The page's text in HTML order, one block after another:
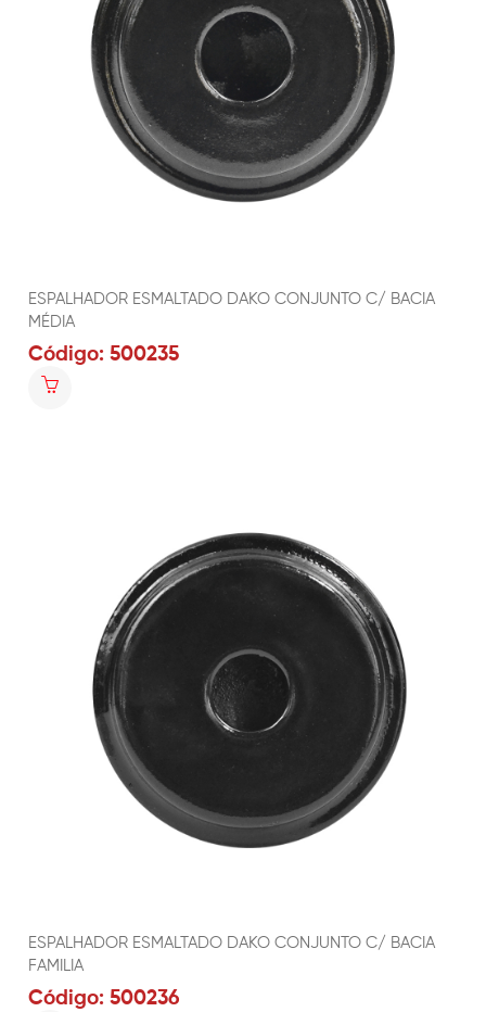
ESPALHADOR ESMALTADO DAKO CONJUNTO C/ BACIA
MÉDIA
Código: 500235
ESPALHADOR ESMALTADO DAKO CONJUNTO C/ BACIA
FAMILIA
Código: 500236